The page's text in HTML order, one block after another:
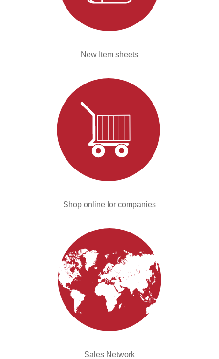
New Item sheets
Shop online for companies
Sales Network